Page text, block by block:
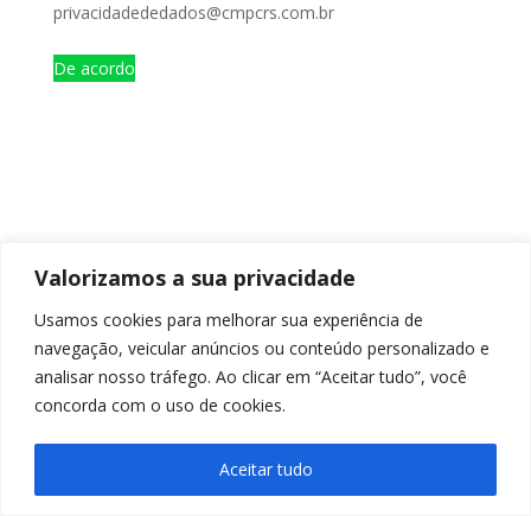
Valorizamos a sua privacidade
Usamos cookies para melhorar sua experiência de
navegação, veicular anúncios ou conteúdo personalizado e
analisar nosso tráfego. Ao clicar em “Aceitar tudo”, você
concorda com o uso de cookies.
Aceitar tudo
privacidadededados@cmpcrs.com.br
De acordo